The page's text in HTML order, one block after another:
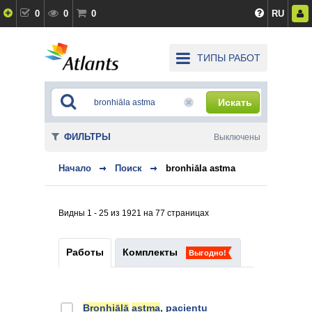
0 0 0 RU
ТИПЫ РАБОТ
Искать
Начало Поиск bronhiāla astma
Видны 1 - 25 из 1921 на 77 страницах
Работы Комплекты Выгодно!
Bronhiālā astma, pacientu
ФИЛЬТРЫ Выключены